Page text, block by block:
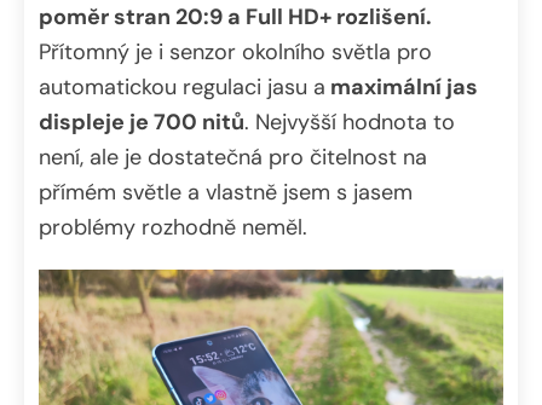
poměr stran 20:9 a Full HD+ rozlišení.
Přítomný je i senzor okolního světla pro
automatickou regulaci jasu a maximální jas
displeje je 700 nitů. Nejvyšší hodnota to
není, ale je dostatečná pro čitelnost na
přímém světle a vlastně jsem s jasem
problémy rozhodně neměl.